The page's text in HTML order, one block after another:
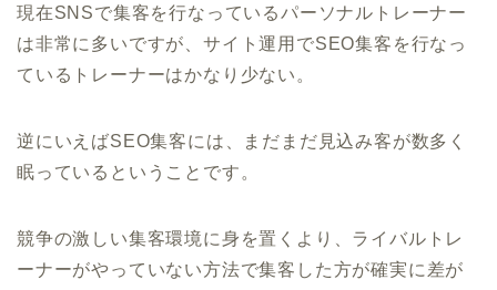
現在SNSで集客を行なっているパーソナルトレーナー
は非常に多いですが、サイト運用でSEO集客を行なっ
ているトレーナーはかなり少ない。
逆にいえばSEO集客には、まだまだ見込み客が数多く
眠っているということです。
競争の激しい集客環境に身を置くより、ライバルトレ
ーナーがやっていない方法で集客した方が確実に差が